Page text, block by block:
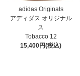
adidas Originals
アディダス オリジナル
ス
Tobacco 12
15,400円(税込)